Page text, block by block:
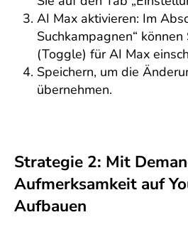
AI Max aktivieren: Im
Suchkampagnen“
(Toggle) für AI Max
Speichern, um die
übernehmen.
Strategie 2: Mit
Aufmerksamkeit auf
Aufbauen